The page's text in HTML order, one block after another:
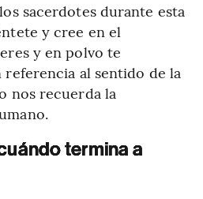
sacerdotes durante esta
y cree en el
y en polvo te
referencia al sentido de la
nos recuerda la
termina a